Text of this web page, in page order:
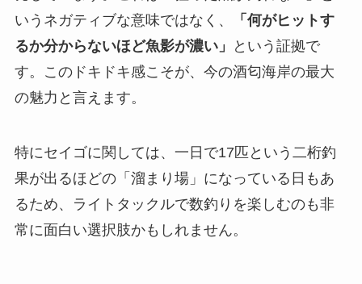
いうネガティブな意味ではなく、
「何がヒットす
るか分からないほど魚影が濃い」
という証拠で
す。このドキドキ感こそが、今の酒匂海岸の最大
の魅力と言えます。
特にセイゴに関しては、一日で17匹という二桁釣
果が出るほどの「溜まり場」になっている日もあ
るため、ライトタックルで数釣りを楽しむのも非
常に面白い選択肢かもしれません。